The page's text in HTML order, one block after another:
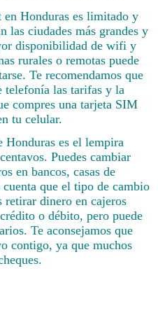
en Honduras es limitado y
las ciudades más grandes y
disponibilidad de wifi y
rurales o remotas puede
Te recomendamos que
telefonía las tarifas y la
compres una tarjeta SIM
tu celular.
Honduras es el lempira
Puedes cambiar
en bancos, casas de
que el tipo de cambio
retirar dinero en cajeros
o débito, pero puede
Te aconsejamos que
contigo, ya que muchos